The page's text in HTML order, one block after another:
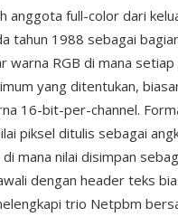
anggota full-color dari
tahun 1988 sebagai
warna RGB di mana
yang ditentukan,
16-bit-per-channel.
piksel ditulis sebagai
mana nilai disimpan
dengan header teks
trio Netpbm